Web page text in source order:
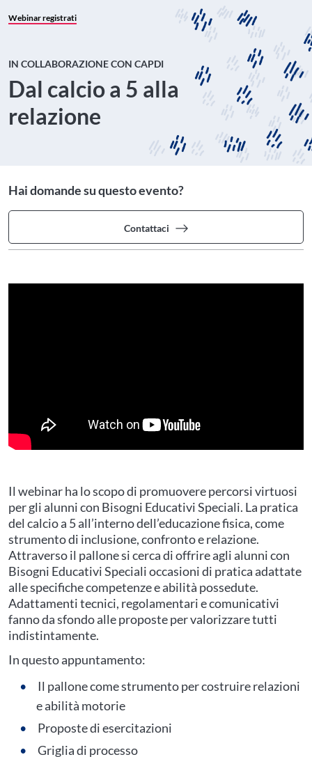
Webinar registrati
IN COLLABORAZIONE CON CAPDI
Dal calcio a 5 alla
relazione
Hai domande su questo evento?
Contattaci
Il webinar ha lo scopo di promuovere percorsi virtuosi
per gli alunni con Bisogni Educativi Speciali. La pratica
del calcio a 5 all’interno dell’educazione fisica, come
strumento di inclusione, confronto e relazione.
Attraverso il pallone si cerca di offrire agli alunni con
Bisogni Educativi Speciali occasioni di pratica adattate
alle specifiche competenze e abilità possedute.
Adattamenti tecnici, regolamentari e comunicativi
fanno da sfondo alle proposte per valorizzare tutti
indistintamente.
In questo appuntamento:
Il pallone come strumento per costruire relazioni
e abilità motorie
Proposte di esercitazioni
Griglia di processo